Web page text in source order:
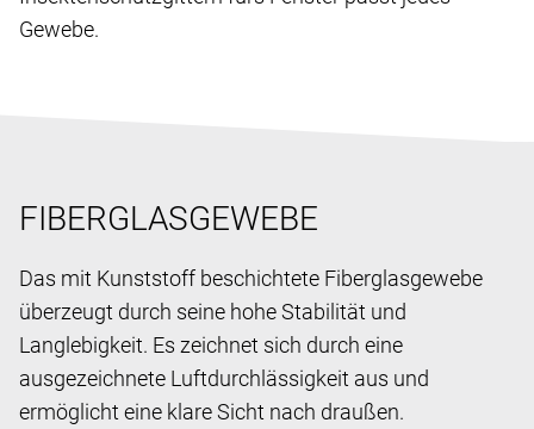
Gewebe.
FIBERGLASGEWEBE
Das mit Kunststoff beschichtete Fiberglasgewebe
überzeugt durch seine hohe Stabilität und
Langlebigkeit. Es zeichnet sich durch eine
ausgezeichnete Luftdurchlässigkeit aus und
ermöglicht eine klare Sicht nach draußen.